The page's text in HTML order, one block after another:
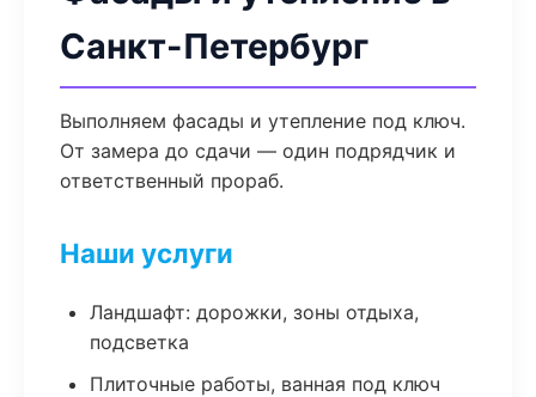
Санкт-Петербург
Выполняем фасады и утепление под ключ.
От замера до сдачи — один подрядчик и
ответственный прораб.
Наши услуги
Ландшафт: дорожки, зоны отдыха,
подсветка
Плиточные работы, ванная под ключ